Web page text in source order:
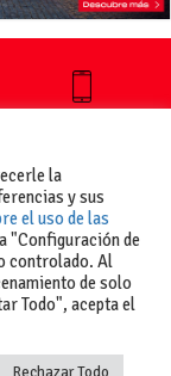
+34 627 35
la
y sus
el uso de las
"Configuración de
controlado. Al
de solo
Todo", acepta el